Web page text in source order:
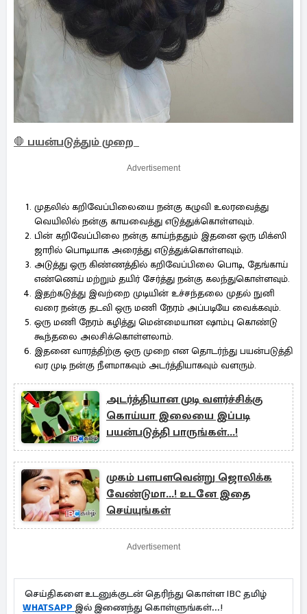
🛑 பயன்படுத்தும் முறை
Advertisement
முதலில் கறிவேப்பிலையை நன்கு கழுவி உலரவைத்து
வெயிலில் நன்கு காயவைத்து எடுத்துக்கொள்ளவும்.
பின் கறிவேப்பிலை நன்கு காய்ந்ததும் இதனை ஒரு மிக்ஸி
ஜாரில் பொடியாக அரைத்து எடுத்துக்கொள்ளவும்.
அடுத்து ஒரு கிண்ணத்தில் கறிவேப்பிலை பொடி, தேங்காய்
எண்ணெய் மற்றும் தயிர் சேர்த்து நன்கு கலந்துகொள்ளவும்.
இதற்கடுத்து இவற்றை முடியின் உச்சந்தலை முதல் நுனி
வரை நன்கு தடவி ஒரு மணி நேரம் அப்படியே வைக்கவும்.
ஒரு மணி நேரம் கழித்து மென்மையான ஷாம்பு கொண்டு
கூந்தலை அலசிக்கொள்ளலாம்.
இதனை வாரத்திற்கு ஒரு முறை என தொடர்ந்து பயன்படுத்தி
வர முடி நன்கு நீளமாகவும் அடர்த்தியாகவும் வளரும்.
அடர்த்தியான முடி வளர்ச்சிக்கு
கொய்யா இலையை இப்படி
பயன்படுத்தி பாருங்கள்...!
முகம் பளபளவென்று ஜொலிக்க
வேண்டுமா...! உடனே இதை
செய்யுங்கள்
Advertisement
செய்திகளை உடனுக்குடன் தெரிந்து கொள்ள IBC தமிழ்
WHATSAPP இல் இணைந்து கொள்ளுங்கள்...!